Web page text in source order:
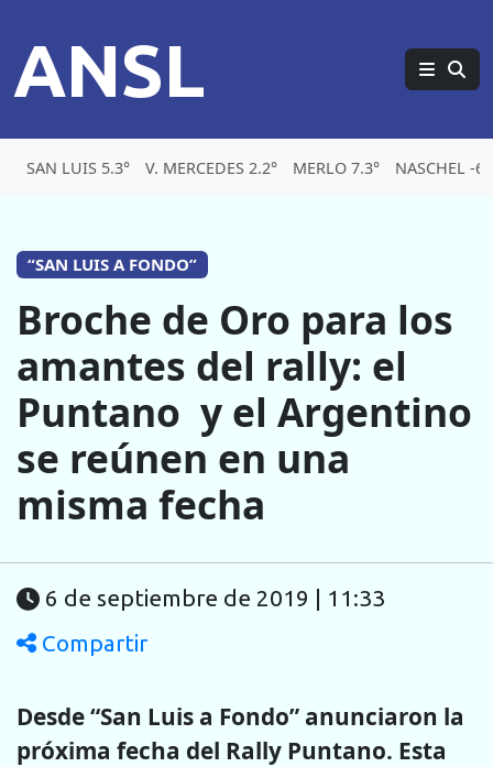
ANSL
SAN LUIS 5.3° V. MERCEDES 2.2° MERLO 7.3° NASCHEL -
“SAN LUIS A FONDO”
Broche de Oro para los
amantes del rally: el
Puntano y el Argentino
se reúnen en una
misma fecha
6 de septiembre de 2019 | 11:33
Compartir
Desde “San Luis a Fondo” anunciaron la
próxima fecha del Rally Puntano. Esta